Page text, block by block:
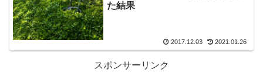
た結果
2017.12.03 2021.01.26
スポンサーリンク